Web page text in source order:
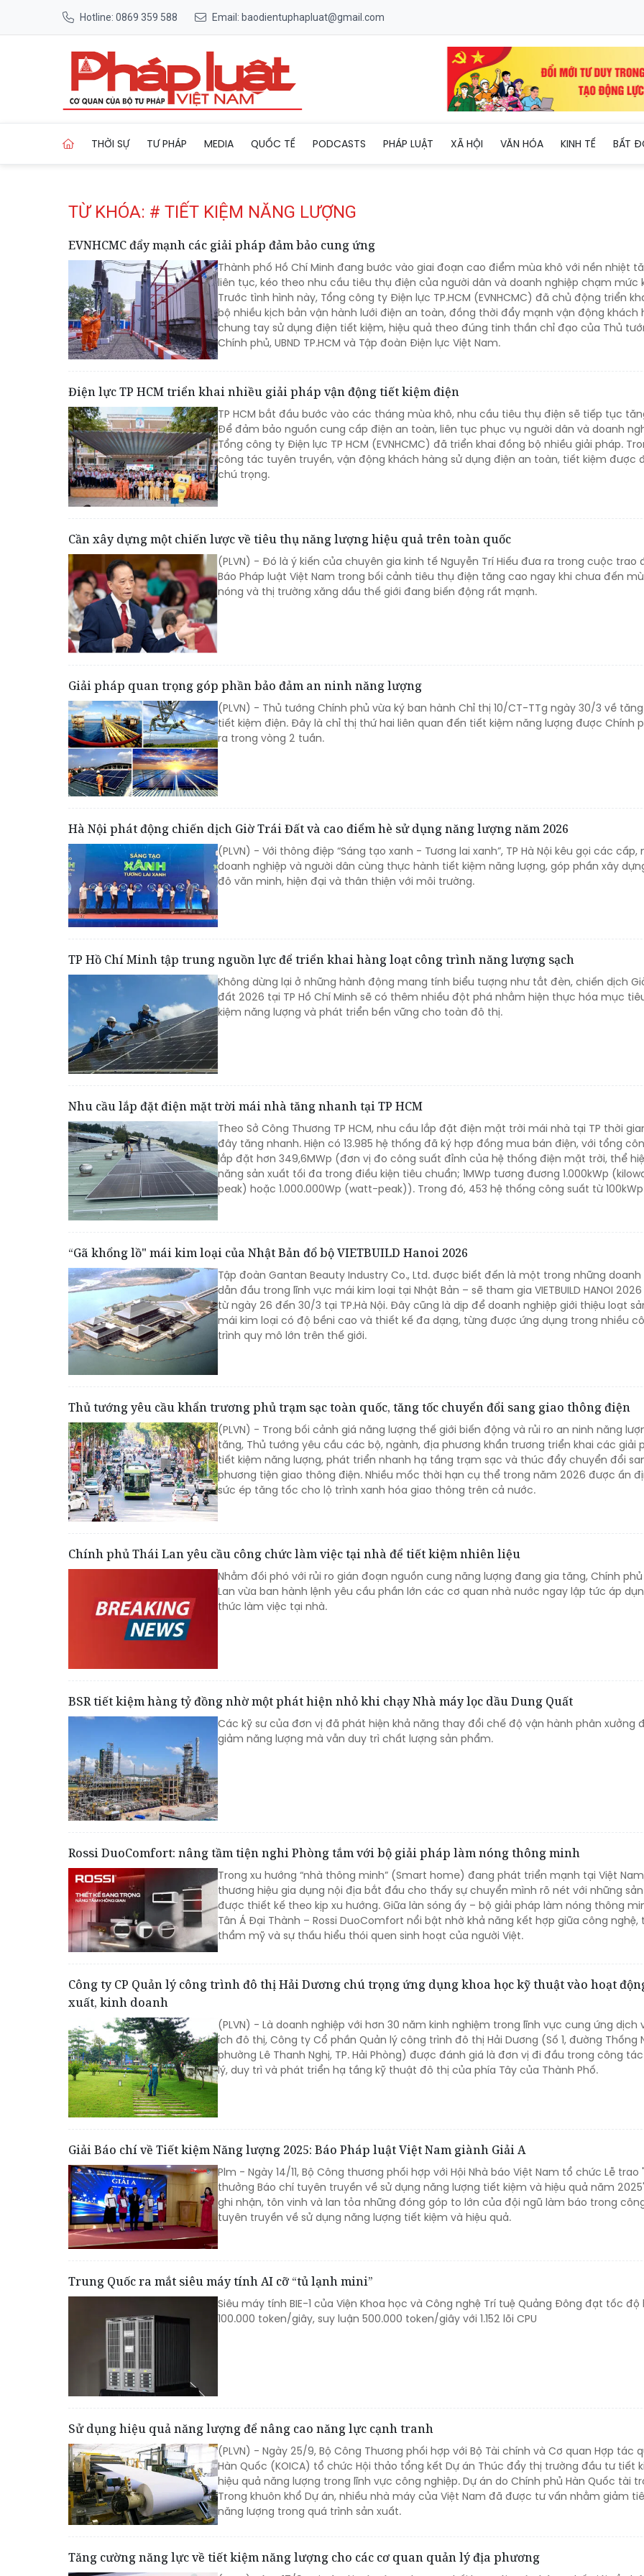
Hotline: 0869 359 588 Email: baodientuphapluat@gmail.com
THỜI SỰ TƯ PHÁP MEDIA QUỐC TẾ PODCASTS PHÁP LUẬT XÃ HỘI VĂN HÓA KINH TẾ BẤT
TỪ KHÓA: # TIẾT KIỆM NĂNG LƯỢNG
EVNHCMC đẩy mạnh các giải pháp đảm bảo cung ứng
Thành phố Hồ Chí Minh đang bước vào giai đoạn cao điểm mùa khô với nền nhiệt
liên tục, kéo theo nhu cầu tiêu thụ điện của người dân và doanh nghiệp chạm mức
Trước tình hình này, Tổng công ty Điện lực TP.HCM (EVNHCMC) đã chủ động triển
bộ nhiều kịch bản vận hành lưới điện an toàn, đồng thời đẩy mạnh vận động khách
chung tay sử dụng điện tiết kiệm, hiệu quả theo đúng tinh thần chỉ đạo của Thủ
Chính phủ, UBND TP.HCM và Tập đoàn Điện lực Việt Nam.
Điện lực TP HCM triển khai nhiều giải pháp vận động tiết kiệm điện
TP HCM bắt đầu bước vào các tháng mùa khô, nhu cầu tiêu thụ điện sẽ tiếp tục
Để đảm bảo nguồn cung cấp điện an toàn, liên tục phục vụ người dân và doanh
Tổng công ty Điện lực TP HCM (EVNHCMC) đã triển khai đồng bộ nhiều giải pháp.
công tác tuyên truyền, vận động khách hàng sử dụng điện an toàn, tiết kiệm được
chú trọng.
Cần xây dựng một chiến lược về tiêu thụ năng lượng hiệu quả trên toàn quốc
(PLVN) - Đó là ý kiến của chuyên gia kinh tế Nguyễn Trí Hiếu đưa ra trong cuộc trao
Báo Pháp luật Việt Nam trong bối cảnh tiêu thụ điện tăng cao ngay khi chưa đến
nóng và thị trường xăng dầu thế giới đang biến động rất mạnh.
Giải pháp quan trọng góp phần bảo đảm an ninh năng lượng
(PLVN) - Thủ tướng Chính phủ vừa ký ban hành Chỉ thị 10/CT-TTg ngày 30/3 về
tiết kiệm điện. Đây là chỉ thị thứ hai liên quan đến tiết kiệm năng lượng được Chính
ra trong vòng 2 tuần.
Hà Nội phát động chiến dịch Giờ Trái Đất và cao điểm hè sử dụng năng lượng năm 2026
(PLVN) - Với thông điệp “Sáng tạo xanh - Tương lai xanh”, TP Hà Nội kêu gọi các cấp,
doanh nghiệp và người dân cùng thực hành tiết kiệm năng lượng, góp phần xây
đô văn minh, hiện đại và thân thiện với môi trường.
TP Hồ Chí Minh tập trung nguồn lực để triển khai hàng loạt công trình năng lượng sạch
Không dừng lại ở những hành động mang tính biểu tượng như tắt đèn, chiến dịch
đất 2026 tại TP Hồ Chí Minh sẽ có thêm nhiều đột phá nhằm hiện thực hóa mục
kiệm năng lượng và phát triển bền vững cho toàn đô thị.
Nhu cầu lắp đặt điện mặt trời mái nhà tăng nhanh tại TP HCM
Theo Sở Công Thương TP HCM, nhu cầu lắp đặt điện mặt trời mái nhà tại TP thời
đây tăng nhanh. Hiện có 13.985 hệ thống đã ký hợp đồng mua bán điện, với tổng
lắp đặt hơn 349,6MWp (đơn vị đo công suất đỉnh của hệ thống điện mặt trời, thể
năng sản xuất tối đa trong điều kiện tiêu chuẩn; 1MWp tương đương 1.000kWp
peak) hoặc 1.000.000Wp (watt-peak)). Trong đó, 453 hệ thống công suất từ
“Gã khổng lồ" mái kim loại của Nhật Bản đổ bộ VIETBUILD Hanoi 2026
Tập đoàn Gantan Beauty Industry Co., Ltd. được biết đến là một trong những doanh
dẫn đầu trong lĩnh vực mái kim loại tại Nhật Bản – sẽ tham gia VIETBUILD HANOI
từ ngày 26 đến 30/3 tại TP.Hà Nội. Đây cũng là dịp để doanh nghiệp giới thiệu loạt
mái kim loại có độ bềni cao và thiết kế đa dạng, từng được ứng dụng trong nhiều
trình quy mô lớn trên thế giới.
Thủ tướng yêu cầu khẩn trương phủ trạm sạc toàn quốc, tăng tốc chuyển đổi sang giao thông điện
(PLVN) - Trong bối cảnh giá năng lượng thế giới biến động và rủi ro an ninh năng
tăng, Thủ tướng yêu cầu các bộ, ngành, địa phương khẩn trương triển khai các giải
tiết kiệm năng lượng, phát triển nhanh hạ tầng trạm sạc và thúc đẩy chuyển đổi
phương tiện giao thông điện. Nhiều mốc thời hạn cụ thể trong năm 2026 được ấn
sức ép tăng tốc cho lộ trình xanh hóa giao thông trên cả nước.
Chính phủ Thái Lan yêu cầu công chức làm việc tại nhà để tiết kiệm nhiên liệu
Nhằm đối phó với rủi ro gián đoạn nguồn cung năng lượng đang gia tăng, Chính phủ
Lan vừa ban hành lệnh yêu cầu phần lớn các cơ quan nhà nước ngay lập tức áp
thức làm việc tại nhà.
BSR tiết kiệm hàng tỷ đồng nhờ một phát hiện nhỏ khi chạy Nhà máy lọc dầu Dung Quất
Các kỹ sư của đơn vị đã phát hiện khả năng thay đổi chế độ vận hành phân xưởng
giảm năng lượng mà vẫn duy trì chất lượng sản phẩm.
Rossi DuoComfort: nâng tầm tiện nghi Phòng tắm với bộ giải pháp làm nóng thông minh
Trong xu hướng “nhà thông minh” (Smart home) đang phát triển mạnh tại Việt
thương hiệu gia dụng nội địa bắt đầu cho thấy sự chuyển mình rõ nét với những
được thiết kế theo kịp xu hướng. Giữa làn sóng ấy – bộ giải pháp làm nóng thông
Tân Á Đại Thành – Rossi DuoComfort nổi bật nhờ khả năng kết hợp giữa công nghệ,
thẩm mỹ và sự thấu hiểu thói quen sinh hoạt của người Việt.
Công ty CP Quản lý công trình đô thị Hải Dương chú trọng ứng dụng khoa học kỹ thuật vào hoạt
xuất, kinh doanh
(PLVN) - Là doanh nghiệp với hơn 30 năm kinh nghiệm trong lĩnh vực cung ứng dịch
ích đô thị, Công ty Cổ phần Quản lý công trình đô thị Hải Dương (Số 1, đường Thống
phường Lê Thanh Nghị, TP. Hải Phòng) được đánh giá là đơn vị đi đầu trong công
lý, duy trì và phát triển hạ tầng kỹ thuật đô thị của phía Tây của Thành Phố.
Giải Báo chí về Tiết kiệm Năng lượng 2025: Báo Pháp luật Việt Nam giành Giải A
Plm - Ngày 14/11, Bộ Công thương phối hợp với Hội Nhà báo Việt Nam tổ chức Lễ trao
thưởng Báo chí tuyên truyền về sử dụng năng lượng tiết kiệm và hiệu quả năm
ghi nhận, tôn vinh và lan tỏa những đóng góp to lớn của đội ngũ làm báo trong
tuyên truyền về sử dụng năng lượng tiết kiệm và hiệu quả.
Trung Quốc ra mắt siêu máy tính AI cỡ “tủ lạnh mini”
Siêu máy tính BIE-1 của Viện Khoa học và Công nghệ Trí tuệ Quảng Đông đạt tốc độ
100.000 token/giây, suy luận 500.000 token/giây với 1.152 lõi CPU
Sử dụng hiệu quả năng lượng để nâng cao năng lực cạnh tranh
(PLVN) - Ngày 25/9, Bộ Công Thương phối hợp với Bộ Tài chính và Cơ quan Hợp tác
Hàn Quốc (KOICA) tổ chức Hội thảo tổng kết Dự án Thúc đẩy thị trường đầu tư tiết
hiệu quả năng lượng trong lĩnh vực công nghiệp. Dự án do Chính phủ Hàn Quốc tài
Trong khuôn khổ Dự án, nhiều nhà máy của Việt Nam đã được tư vấn nhằm giảm
năng lượng trong quá trình sản xuất.
Tăng cường năng lực về tiết kiệm năng lượng cho các cơ quan quản lý địa phương